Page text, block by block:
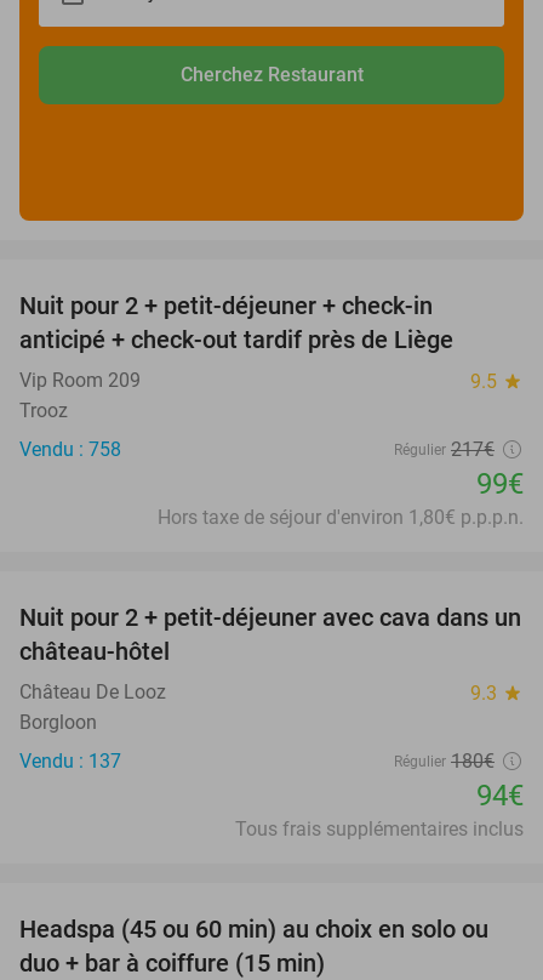
Cherchez Restaurant
Nuit pour 2 + petit-déjeuner + check-in
anticipé + check-out tardif près de Liège
Vip Room 209 9.5 star
Trooz
Vendu : 758
Régulier 217€
99€
Hors taxe de séjour d'environ 1,80€ p.p.p.n.
48%
Nuit pour 2 + petit-déjeuner avec cava dans un
château-hôtel
Château De Looz 9.3 star
Borgloon
Vendu : 137
Régulier 180€
94€
Tous frais supplémentaires inclus
34%
Headspa (45 ou 60 min) au choix en solo ou
duo + bar à coiffure (15 min)